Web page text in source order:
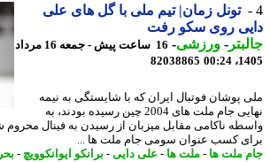
تونل زمان| تیم ملی با گل های علی
روی سکو رفت
-ورزشی-
16 ساعت پیش - جمعه 16 مرداد
82038865
پوشان فوتبال ایران که با شایستگی به نیمه
نهایی جام ملت های 2004 چین رسیده بودند، به
کسب عنوان سومی جام ملت ها ...
ملت ها- ملت ها- علی دایی- برانکو ایوانکوویچ-بحرین-